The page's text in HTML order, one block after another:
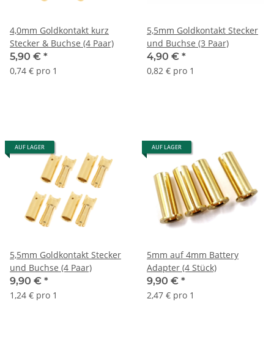
4,0mm Goldkontakt kurz
Stecker & Buchse (4 Paar)
5,90 € *
0,74 € pro 1
5,5mm Goldkontakt Stecker
und Buchse (3 Paar)
4,90 € *
0,82 € pro 1
AUF LAGER
5,5mm Goldkontakt Stecker
und Buchse (4 Paar)
9,90 € *
1,24 € pro 1
AUF LAGER
5mm auf 4mm Battery
Adapter (4 Stück)
9,90 € *
2,47 € pro 1